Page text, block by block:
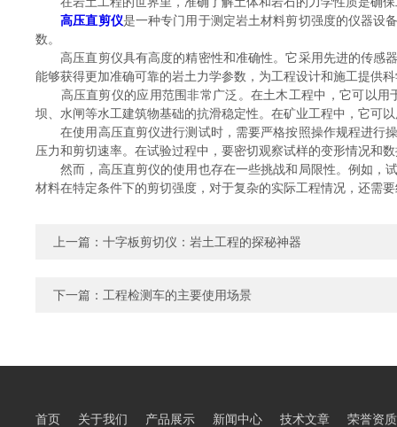
高压直剪仪是一种专门用于测定岩土材料剪切强度的仪器设
数。
高压直剪仪具有高度的精密性和准确性。它采用先进的传感器
能够获得更加准确可靠的岩土力学参数，为工程设计和施工提供
高压直剪仪的应用范围非常广泛。在土木工程中，它可以用
坝、水闸等水工建筑物基础的抗滑稳定性。在矿业工程中，它可
在使用高压直剪仪进行测试时，需要严格按照操作规程进行操
压力和剪切速率。在试验过程中，要密切观察试样的变形情况和
然而，高压直剪仪的使用也存在一些挑战和局限性。例如，试
材料在特定条件下的剪切强度，对于复杂的实际工程情况，还需
上一篇： 十字板剪切仪：岩土工程的探秘神器
下一篇： 工程检测车的主要使用场景
首页 关于我们 产品展示 新闻中心 技术文章 荣誉资质